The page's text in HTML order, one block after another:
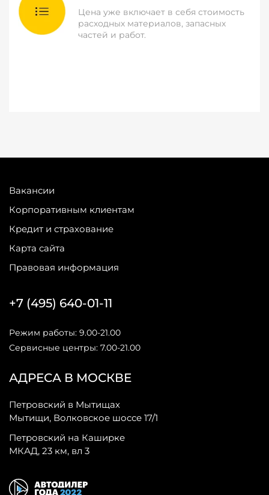
Цена уже включает в себя стоимость
расходных материалов, запасных
частей и работ.
Вакансии
Корпоративным клиентам
Кредит и страхование
Карта сайта
Правовая информация
АДРЕСА В МОСКВЕ
Петровский в Мытищах
Мытищи, Волковское шоссе 17/1
Петровский на Каширке
МКАД, 23 км, вл 3
+7 (495) 640-01-11
Режим работы: 9.00-21.00
Сервисные центры: 7.00-21.00